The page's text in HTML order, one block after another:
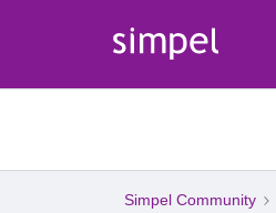
Simpel Community